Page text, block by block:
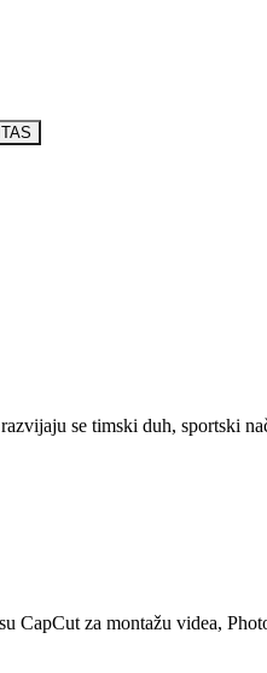
se timski duh, sportski
CapCut za montažu videa,